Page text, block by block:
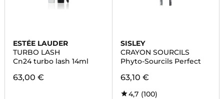
ESTÉE LAUDER
TURBO LASH
Cn24 turbo lash 14ml
63,00 €
SISLEY
CRAYON SOURCILS
Phyto-Sourcils Perfect
63,10 €
4,7 (100)